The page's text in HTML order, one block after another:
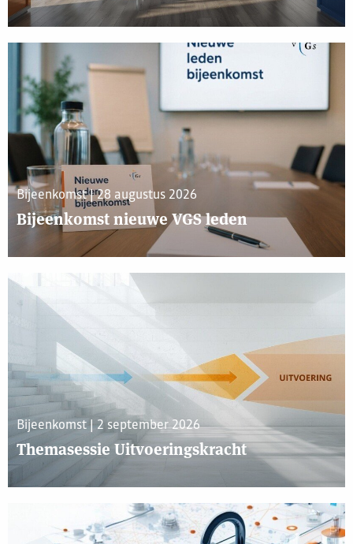
Bijeenkomst | 28 augustus 2026
Bijeenkomst nieuwe VGS leden
Bijeenkomst | 2 september 2026
Themasessie Uitvoeringskracht